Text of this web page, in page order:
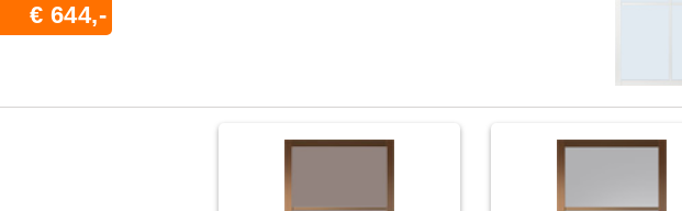
€ 644,-